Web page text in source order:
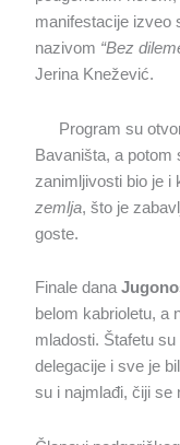
manifestacije izveo
nazivom “Bez
Jerina Knežević.
Program su
Bavaništa, a potom
zanimljivosti bio je i
zemlja, što je
goste.
Finale dana
belom kabrioletu, a
mladosti. Štafetu
delegacije i sve je
su i najmlađi, čiji se